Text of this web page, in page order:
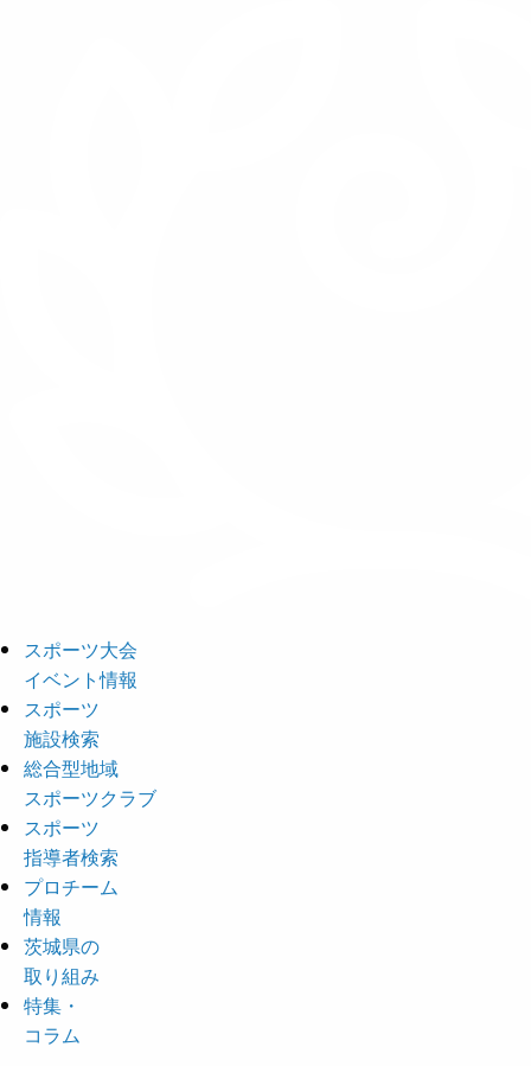
スポーツ大会
イベント情報
スポーツ
施設検索
総合型地域
スポーツクラブ
スポーツ
指導者検索
プロチーム
情報
茨城県の
取り組み
特集・
コラム